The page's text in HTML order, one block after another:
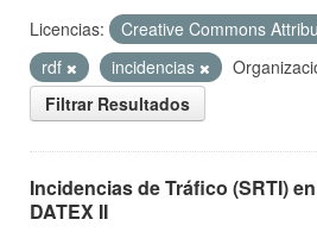
Licencias: Creative Commons
rdf
incidencias
Filtrar Resultados
Incidencias de Tráfico (SRTI)
DATEX II